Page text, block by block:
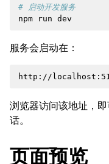
# 启动开发服务
npm
run
服务会启动在：
浏览器访问该地址，
话。
页面预览